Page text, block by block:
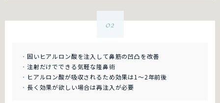
02
固いヒアルロン酸を注入して鼻筋の凹凸を改善
注射だけでできる気軽な隆鼻術
ヒアルロン酸が吸収されるため効果は1～2年前後
長く効果が欲しい場合は再注入が必要